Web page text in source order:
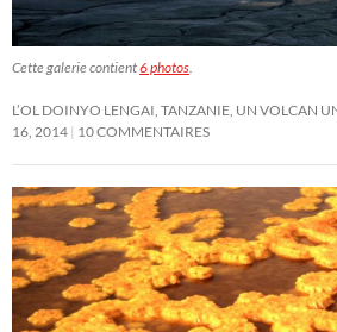
Cette galerie contient6 photos.
L’OL DOINYO LENGAI, TANZANIE, UN VOLCAN
16, 2014 10 COMMENTAIRES